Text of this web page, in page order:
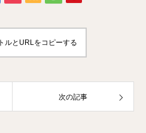
ルとURLをコピーする
次の記事